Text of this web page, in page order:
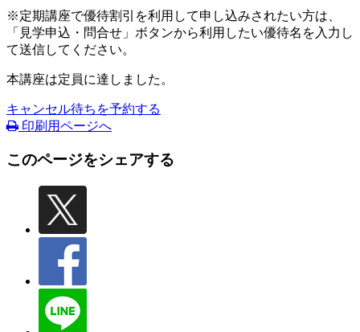
※定期講座で優待割引を利用して申し込みされたい方は、
「見学申込・問合せ」ボタンから利用したい優待名を入力し
て送信してください。
本講座は定員に達しました。
キャンセル待ちを予約する
印刷用ページへ
このページをシェアする